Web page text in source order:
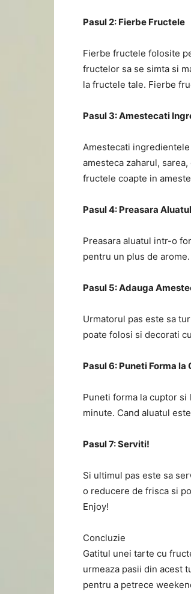
Pasul 2: Fierbe Fructele
Fierbe fructele folosite
fructelor sa se simta si
la fructele tale. Fierbe
Pasul 3: Amestecati
Amestecati
amesteca zaharul,
fructele coapte in
Pasul 4: Preasara Aluatul
Preasara aluatul intr-o
pentru un plus de arome.
Pasul 5: Adauga
Urmatorul pas este sa
poate folosi si decorati
Pasul 6: Puneti Forma la
Puneti forma la cuptor si
minute. Cand aluatul
Pasul 7: Serviti!
Si ultimul pas este sa
o reducere de frisca si
Enjoy!
Concluzie
Gatitul unei tarte cu
urmeaza pasii din acest
pentru a petrece